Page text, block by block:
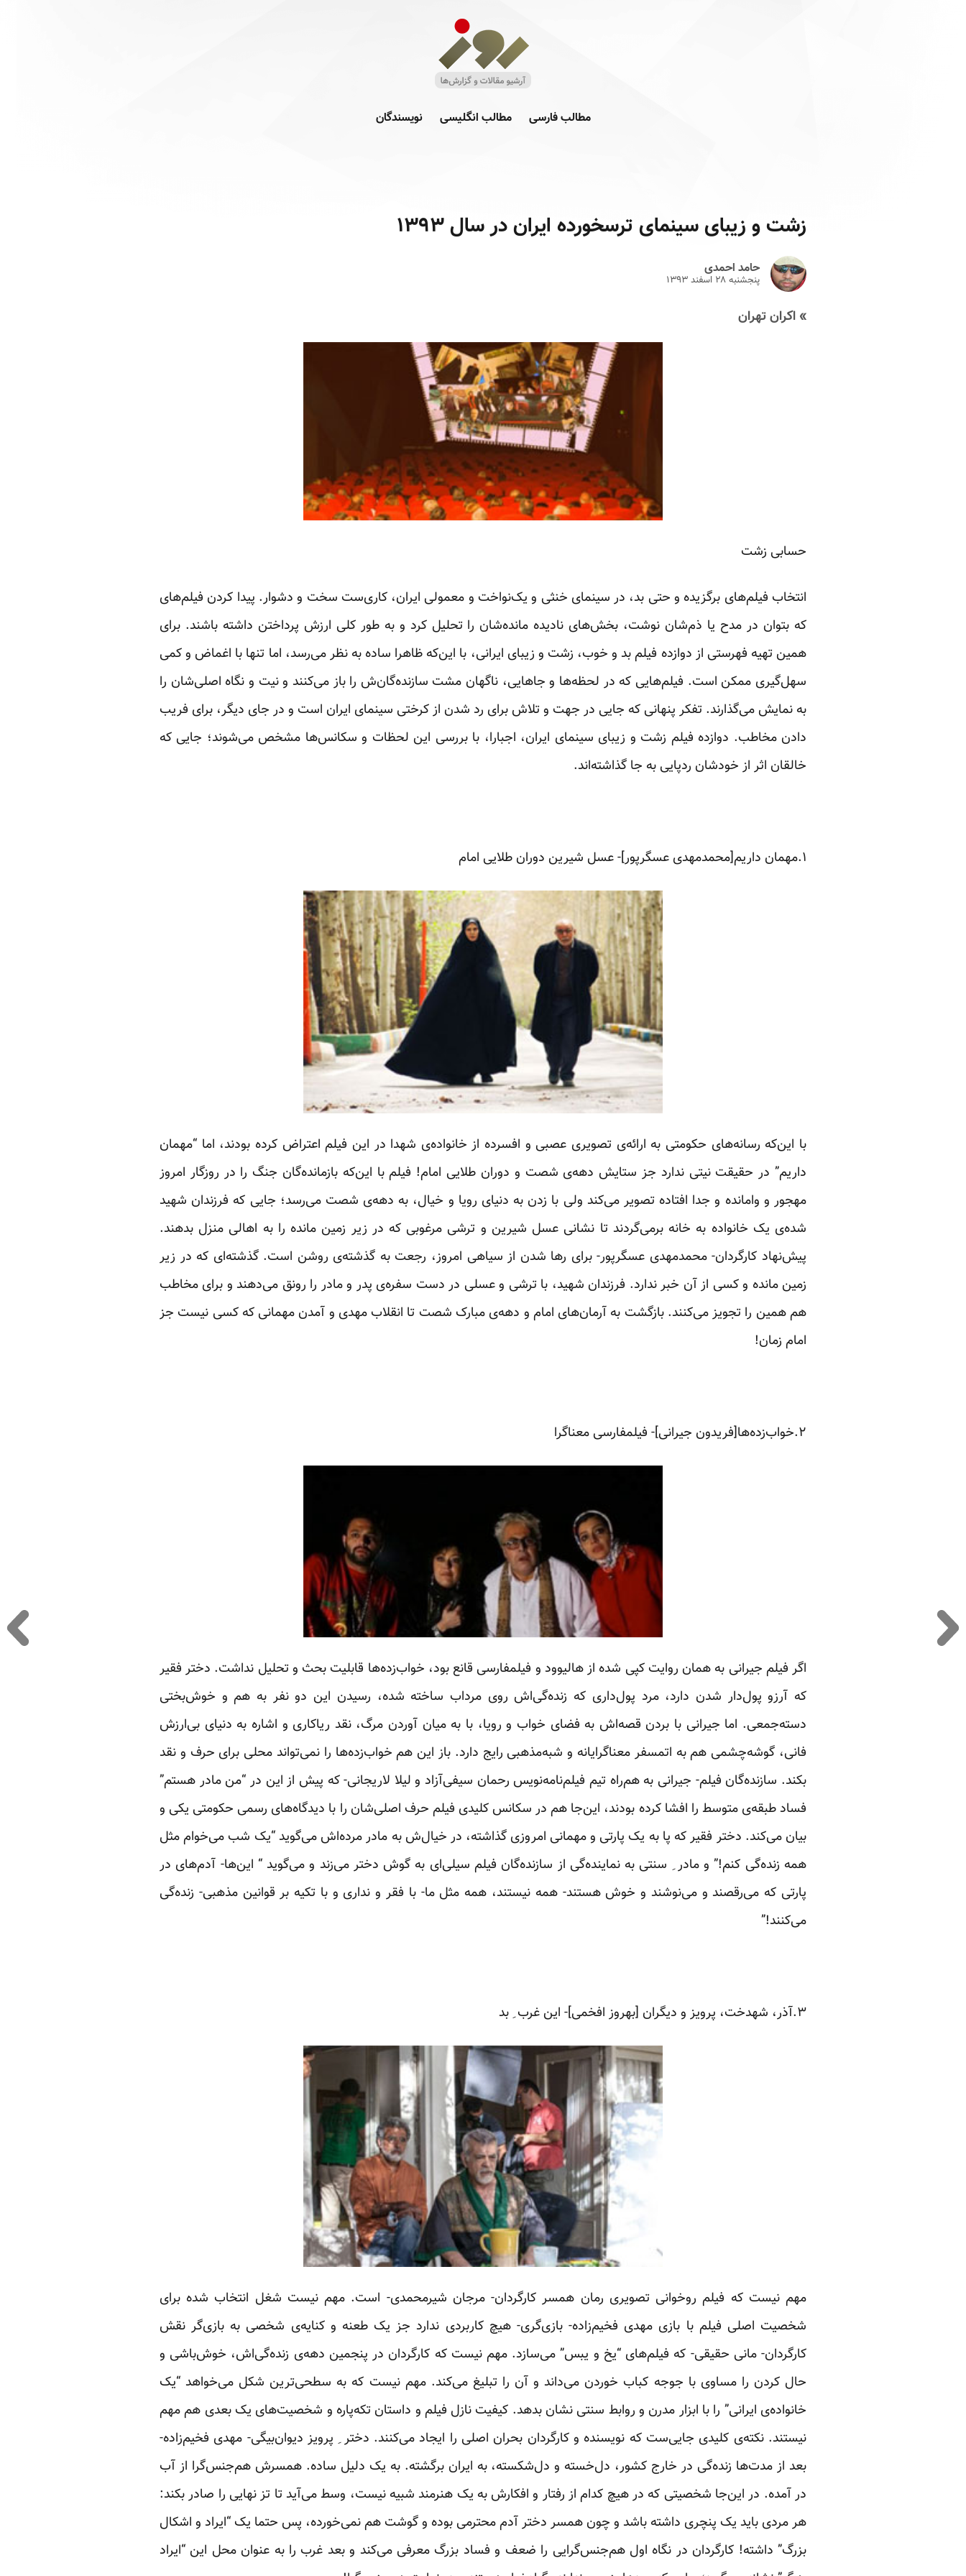
مطالب فارسی مطالب انگلیسی نویسندگان
زشت و زیبای سینمای ترسخورده ایران در سال ۱۳۹۳
حامد احمدی
پنجشنبه ۲۸ اسفند ۱۳۹۳
» اکران تهران
حسابی زشت
انتخاب فیلم‌های برگزیده و حتی بد، در سینمای خنثی و یک‌نواخت و معمولی ایران، کاری‌ست سخت و دشوار. پیدا کردن فیلم‌های
که بتوان در مدح یا ذم‌شان نوشت، بخش‌های نادیده مانده‌شان را تحلیل کرد و به طور کلی ارزش پرداختن داشته باشند. برای
همین تهیه فهرستی از دوازده فیلم بد و خوب، زشت و زیبای ایرانی، با این‌که ظاهرا ساده به نظر می‌رسد، اما تنها با اغماض و کمی
سهل‌گیری ممکن است. فیلم‌هایی که در لحظه‌ها و جاهایی، ناگهان مشت سازنده‌گان‌ش را باز می‌کنند و نیت و نگاه‌ اصلی‌شان را
به نمایش می‌گذارند. تفکر پنهانی که جایی در جهت و تلاش برای رد شدن از کرختی سینمای ایران است و در جای دیگر، برای فریب
دادن مخاطب. دوازده فیلم زشت و زیبای سینمای ایران، اجبارا، با بررسی این لحظات و سکانس‌ها مشخص می‌شوند؛ جایی که
خالقان اثر از خودشان ردپایی به جا گذاشته‌اند.
۱.مهمان داریم[محمدمهدی عسگرپور]- عسل شیرین دوران طلایی امام
با این‌که رسانه‌های حکومتی به ارائه‌ی تصویری عصبی و افسرده از خانواده‌ی شهدا در این فیلم اعتراض کرده بودند، اما “مهمان
داریم” در حقیقت نیتی ندارد جز ستایش دهه‌ی شصت و دوران طلایی امام! فیلم با این‌که بازمانده‌گان جنگ را در روزگار امروز
مهجور و وامانده و جدا افتاده تصویر می‌کند ولی با زدن به دنیای رویا و خیال، به دهه‌ی شصت می‌رسد؛ جایی که فرزندان شهید
شده‌ی یک خانواده به خانه برمی‌گردند تا نشانی عسل شیرین و ترشی مرغوبی که در زیر زمین مانده را به اهالی منزل بدهند.
پیش‌نهاد کارگردان- محمدمهدی عسگرپور- برای رها شدن از سیاهی امروز، رجعت به گذشته‌ی روشن است. گذشته‌ای که در زیر
زمین مانده و کسی از آن خبر ندارد. فرزندان شهید، با ترشی و عسلی در دست سفره‌ی پدر و مادر را رونق می‌دهند و برای مخاطب
هم همین را تجویز می‌کنند. بازگشت به آرمان‌های امام و دهه‌ی مبارک شصت تا انقلاب مهدی و آمدن مهمانی که کسی نیست جز
امام زمان!
۲.خواب‌زده‌ها[فریدون جیرانی]- فیلمفارسی معناگرا
اگر فیلم جیرانی به همان روایت کپی شده از هالیوود و فیلمفارسی قانع بود، خواب‌زده‌ها قابلیت بحث و تحلیل نداشت. دختر فقیر
که آرزو پول‌دار شدن دارد، مرد پول‌داری که زنده‌گی‌اش روی مرداب ساخته شده، رسیدن این دو نفر به هم و خوش‌بختی
دسته‌جمعی. اما جیرانی با بردن قصه‌اش به فضای خواب و رویا، با به میان آوردن مرگ، نقد ریاکاری و اشاره به دنیای بی‌ارزش
فانی، گوشه‌چشمی هم به اتمسفر معناگرایانه و شبه‌مذهبی رایج دارد. باز این هم خواب‌زده‌ها را نمی‌تواند محلی برای حرف و نقد
بکند. سازنده‌گان فیلم- جیرانی به هم‌راه تیم فیلم‌نامه‌نویس رحمان سیفی‌آزاد و لیلا لاریجانی- که پیش از این در “من مادر هستم”
فساد طبقه‌ی متوسط را افشا کرده بودند، این‌جا هم در سکانس کلیدی فیلم حرف اصلی‌شان را با دیدگاه‌های رسمی حکومتی یکی و
بیان می‌کند. دختر فقیر که پا به یک پارتی و مهمانی امروزی گذاشته، در خیال‌ش به مادر مرده‌اش می‌گوید “یک شب می‌خوام مثل
همه زنده‌گی کنم!” و مادر ِ سنتی به نماینده‌گی از سازنده‌گان فیلم سیلی‌ای به گوش دختر می‌زند و می‌گوید “ این‌ها- آدم‌های در
پارتی که می‌رقصند و می‌نوشند و خوش هستند- همه نیستند، همه مثل ما- با فقر و نداری و با تکیه بر قوانین مذهبی- زنده‌گی
می‌کنند!”
۳.آذر، شهدخت، پرویز و دیگران [بهروز افخمی]- این غرب ِ بد
مهم نیست که فیلم روخوانی تصویری رمان همسر کارگردان- مرجان شیرمحمدی- است. مهم نیست شغل انتخاب شده برای
شخصیت اصلی فیلم با بازی مهدی فخیم‌زاده- بازی‌گری- هیچ کاربردی ندارد جز یک طعنه و کنایه‌ی شخصی به بازی‌گر نقش
کارگردان- مانی حقیقی- که فیلم‌های “یخ و یبس” می‌سازد. مهم نیست که کارگردان در پنجمین دهه‌ی زنده‌گی‌اش، خوش‌باشی و
حال کردن را مساوی با جوجه کباب خوردن می‌داند و آن را تبلیغ می‌کند. مهم نیست که به سطحی‌ترین شکل می‌خواهد “یک
خانواده‌ی ایرانی” را با ابزار مدرن و روابط سنتی نشان بدهد. کیفیت نازل فیلم و داستان تکه‌پاره‌ و شخصیت‌های یک بعدی‌ هم مهم
نیستند. نکته‌ی کلیدی جایی‌ست که نویسنده و کارگردان بحران اصلی را ایجاد می‌کنند. دختر ِ پرویز دیوان‌بیگی- مهدی فخیم‌زاده-
بعد از مدت‌ها زنده‌گی در خارج کشور، دل‌خسته و دل‌شکسته، به ایران برگشته. به یک دلیل ساده. همسرش هم‌جنس‌گرا از آب
در آمده. در این‌جا شخصیتی که در هیچ کدام از رفتار و افکارش به یک هنرمند شبیه نیست، وسط می‌آید تا تز نهایی را صادر بکند:
هر مردی باید یک پنچری داشته باشد و چون همسر دختر آدم محترمی بوده و گوشت هم نمی‌خورده، پس حتما یک “ایراد و اشکال
بزرگ” داشته! کارگردان در نگاه اول هم‌جنس‌گرایی را ضعف و فساد بزرگ معرفی می‌کند و بعد غرب را به عنوان محل این “ایراد